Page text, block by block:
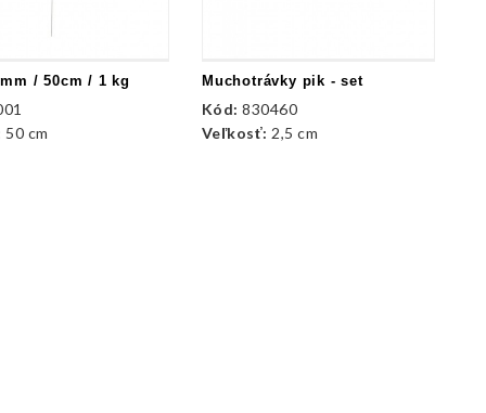
/ 50cm / 1 kg
50 cm
Muchotrávky pik - set
Kód:830460
Veľkosť: 2,5 cm